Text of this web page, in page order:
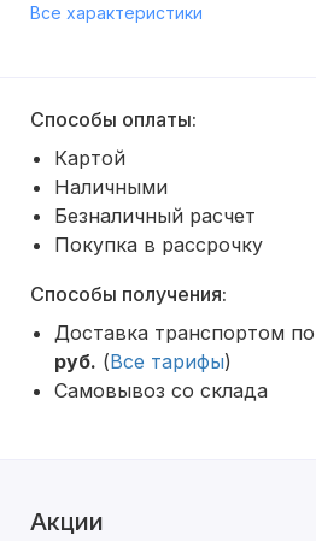
Все характеристики
Способы оплаты:
Картой
Наличными
Безналичный расчет
Покупка в рассрочку
Способы получения:
Доставка транспортом
руб. (Все тарифы)
Самовывоз со склада
Акции